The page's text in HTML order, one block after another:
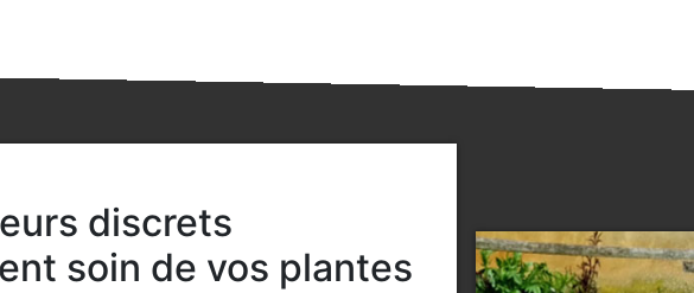
discrets
soin de vos plantes